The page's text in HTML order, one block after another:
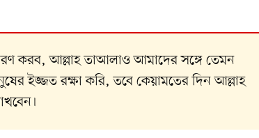
করব, আল্লাহ তাআলাও আমাদের সঙ্গে তেমন
ইজ্জত রক্ষা করি, তবে কেয়ামতের দিন আল্লাহ